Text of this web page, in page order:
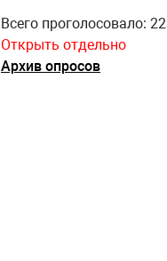
Всего проголосовало:
Открыть отдельно
Архив опросов